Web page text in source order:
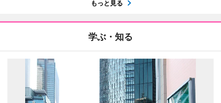
もっと見る
学ぶ・知る